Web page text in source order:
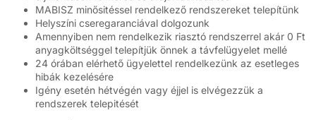
MABISZ minősitéssel rendelkező rendszereket telepítünk
Helyszíni cseregaranciával dolgozunk
Amennyiben nem rendelkezik riasztó rendszerrel akár 0 Ft
anyagköltséggel telepítjük önnek a távfelügyelet mellé
24 órában elérhető ügyelettel rendelkezünk az esetleges
hibák kezelésére
Igény esetén hétvégén vagy éjjel is elvégezzük a
rendszerek telepitését